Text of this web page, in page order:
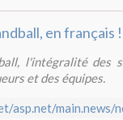
en français !
l'intégralité des
et des équipes.
asp.net/main.news/